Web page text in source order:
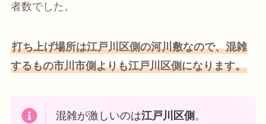
者数でした。
打ち上げ場所は江戸川区側の河川敷なので、混雑
するもの市川市側よりも江戸川区側になります。
混雑が激しいのは江戸川区側 。